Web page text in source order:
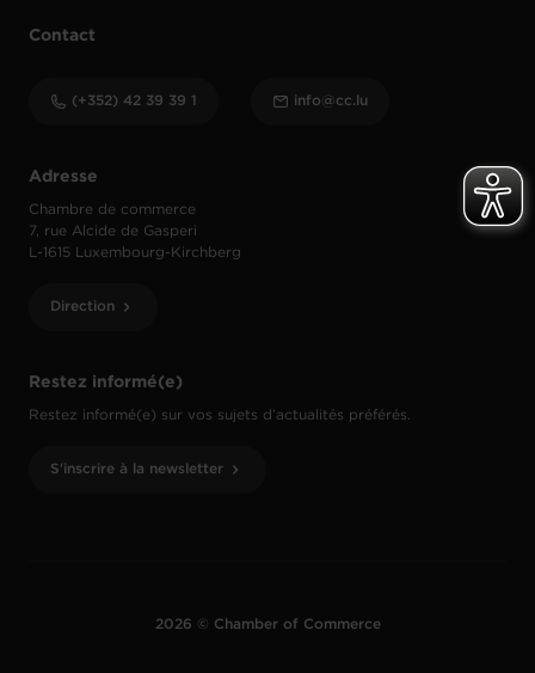
Restez informé(e)
Restez informé(e) sur vos sujets d’actualités préférés.
S'inscrire à la newsletter
Adresse
Chambre de commerce
7, rue Alcide de Gasperi
L-1615 Luxembourg-Kirchberg
Direction
Contact
(+352) 42 39 39 1 info@cc.lu
2026 © Chamber of Commerce